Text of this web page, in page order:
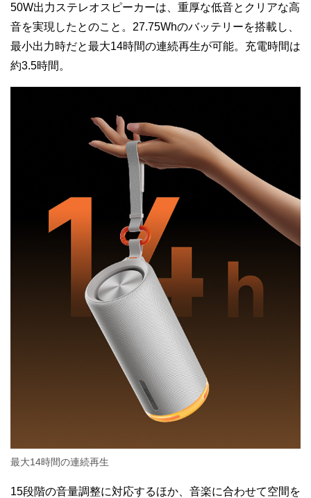
50W出力ステレオスピーカーは、重厚な低音とクリアな高
音を実現したとのこと。27.75Whのバッテリーを搭載し、
最小出力時だと最大14時間の連続再生が可能。充電時間は
約3.5時間。
最大14時間の連続再生
15段階の音量調整に対応するほか、音楽に合わせて空間を